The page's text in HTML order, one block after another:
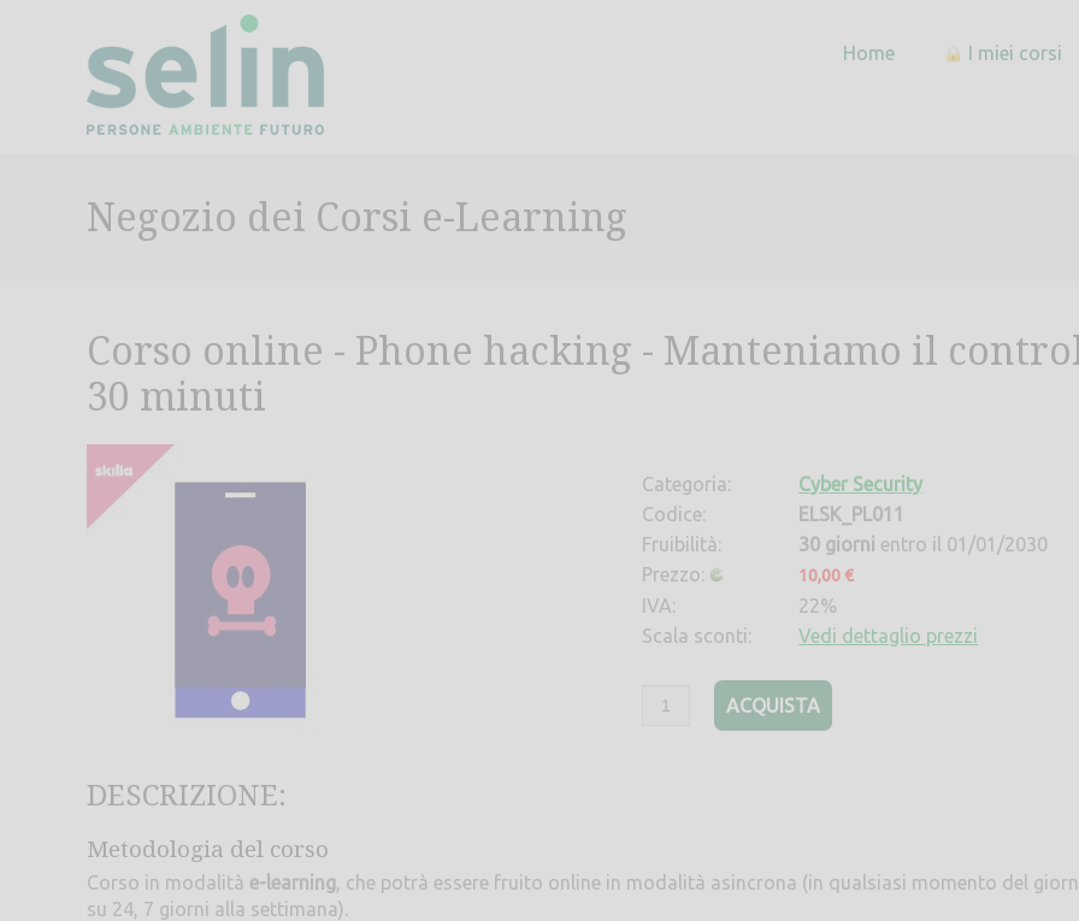
Home I miei corsi
Negozio dei Corsi e-Learning
Corso online - Phone hacking - Manteniamo il
30 minuti
Categoria:
Cyber Security
Codice:
ELSK_PL011
Fruibilità:
30 giorni entro il 01/01/2030
Prezzo:
10,00 €
IVA:
22%
Scala sconti:
Vedi dettaglio prezzi
ACQUISTA
DESCRIZIONE:
Metodologia del corso
Corso in modalità e-learning, che potrà essere fruito online in modalità asincrona (in qualsiasi momento del
su 24, 7 giorni alla settimana).